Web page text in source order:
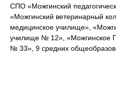
СПО «Можгинский
«Можгинский ветеринарный
медицинское училище»,
училище № 12», «Можгинское
№ 33», 9 средних